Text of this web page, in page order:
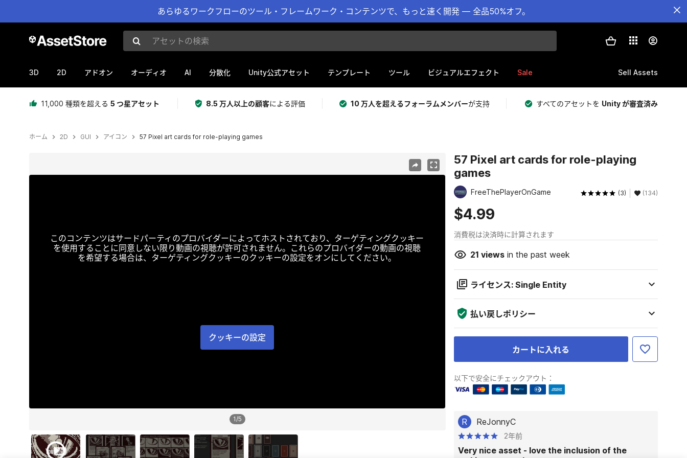
あらゆるワークフローのツール・フレームワーク・コンテンツで、もっと速く開発 — 全品50%オフ。
アセットの検索
3D 2D アドオン オーディオ AI 分散化 Unity公式アセット テンプレート ツール ビジュアルエフェクト Sale Sell Assets
11,000 種類を超える 5 つ星アセット 8.5 万人以上の顧客による評価 10 万人を超えるフォーラムメンバーが支持 すべてのアセットを Unity が審査済み
ホーム 2D GUI アイコン 57 Pixel art cards for role-playing games
このコンテンツはサードパーティのプロバイダーによってホストされており、ターゲティングクッキー
を使用することに同意しない限り動画の視聴が許可されません。これらのプロバイダーの動画の視聴
を希望する場合は、ターゲティングクッキーのクッキーの設定をオンにしてください。
クッキーの設定
1/5
57 Pixel art cards for role-playing
games
FreeThePlayerOnGame (3) (134)
$4.99
消費税は決済時に計算されます
21 viewsin the past week
ライセンス: Single Entity
払い戻しポリシー
カートに入れる
以下で安全にチェックアウト：
R ReJonnyC
2年前
Very nice asset - love the inclusion of the